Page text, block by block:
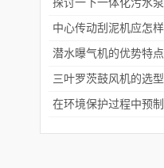
潜水曝气机的优势特点